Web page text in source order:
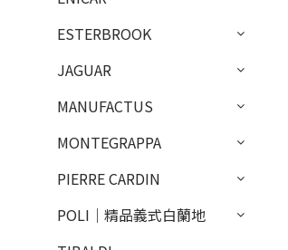
ESTERBROOK
JAGUAR
MANUFACTUS
MONTEGRAPPA
PIERRE CARDIN
POLI｜精品義式白蘭地